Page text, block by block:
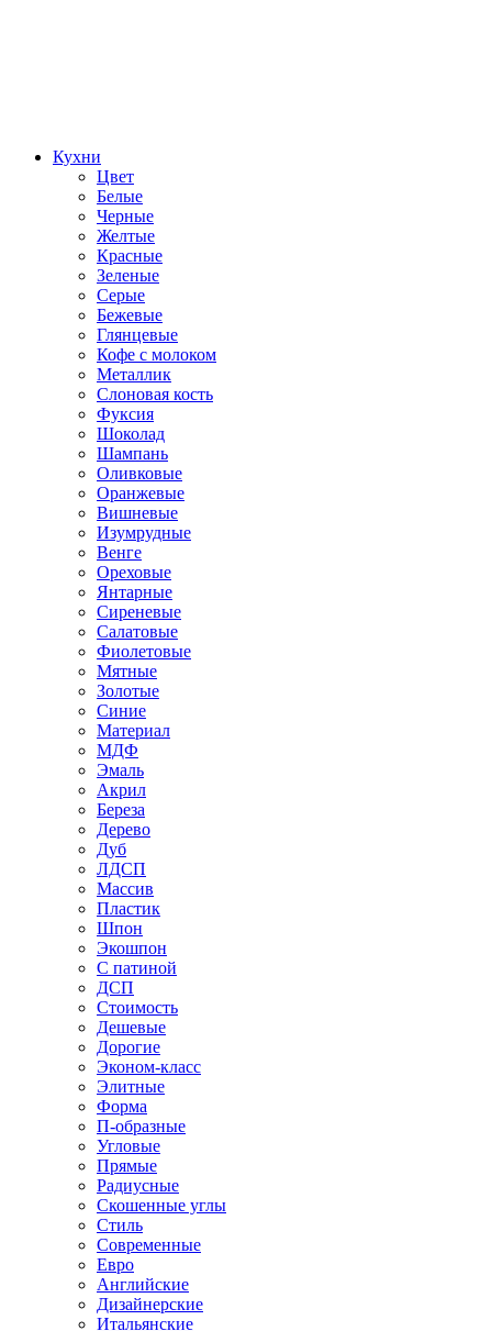
Кухни
Цвет
Белые
Черные
Желтые
Красные
Зеленые
Серые
Бежевые
Глянцевые
Кофе с молоком
Металлик
Слоновая кость
Фуксия
Шоколад
Шампань
Оливковые
Оранжевые
Вишневые
Изумрудные
Венге
Ореховые
Янтарные
Сиреневые
Салатовые
Фиолетовые
Мятные
Золотые
Синие
Материал
МДФ
Эмаль
Акрил
Береза
Дерево
Дуб
ЛДСП
Массив
Пластик
Шпон
Экошпон
С патиной
ДСП
Стоимость
Дешевые
Дорогие
Эконом-класс
Элитные
Форма
П-образные
Угловые
Прямые
Радиусные
Скошенные углы
Стиль
Современные
Евро
Английские
Дизайнерские
Итальянские